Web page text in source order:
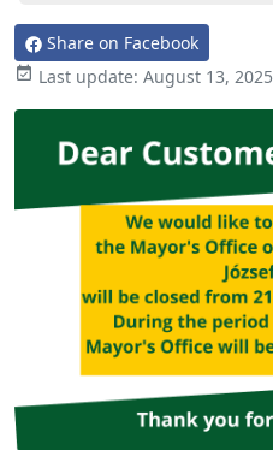
Share on Facebook
 Last update: August 13, 2025